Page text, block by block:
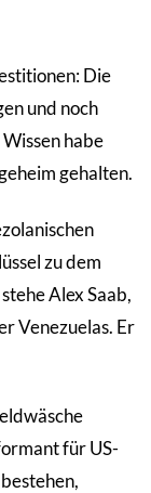
Die
und noch
habe
gehalten.
zu dem
Alex Saab,
Venezuelas. Er
für US-